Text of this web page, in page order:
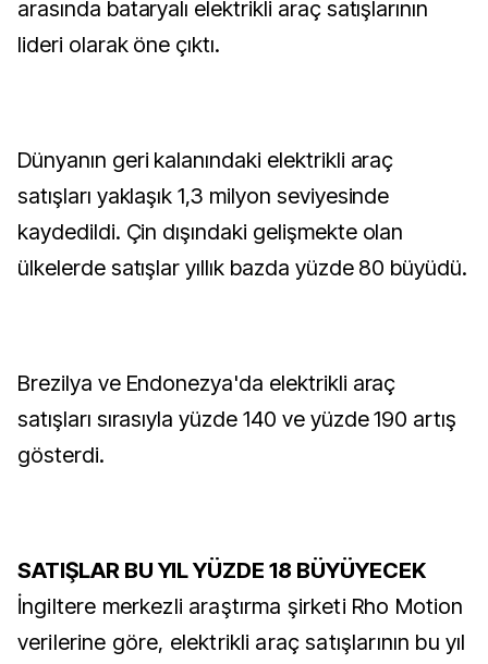
arasında bataryalı elektrikli araç satışlarının
lideri olarak öne çıktı.
Dünyanın geri kalanındaki elektrikli araç
satışları yaklaşık 1,3 milyon seviyesinde
kaydedildi. Çin dışındaki gelişmekte olan
ülkelerde satışlar yıllık bazda yüzde 80 büyüdü.
Brezilya ve Endonezya'da elektrikli araç
satışları sırasıyla yüzde 140 ve yüzde 190 artış
gösterdi.
SATIŞLAR BU YIL YÜZDE 18 BÜYÜYECEK
İngiltere merkezli araştırma şirketi Rho Motion
verilerine göre, elektrikli araç satışlarının bu yıl